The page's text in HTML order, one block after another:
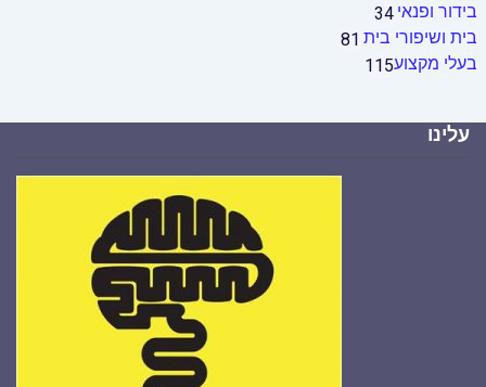
בידור ופנאי 34
בית ושיפורי בית 81
בעלי מקצוע115
עלינו